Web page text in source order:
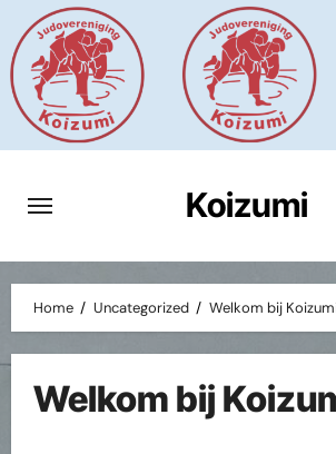
naar
de
inhoud
Koizumi
Home Uncategorized Welkom bij
Welkom bij